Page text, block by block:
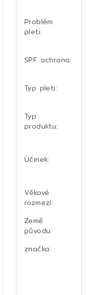
Problém
pleti:
SPF ochrana:
Typ pleti:
Typ
produktu:
Účinek:
Věkové
rozmezí:
Země
původu:
značka: